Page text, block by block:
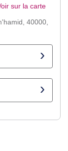
40000,
sur la carte